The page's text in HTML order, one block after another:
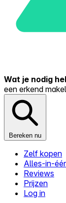
Wat je nodig
een erkend
Bereken nu
Zelf kopen
Alles-in-
Reviews
Prijzen
Log in